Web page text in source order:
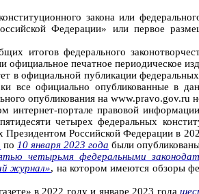
закона или
Федерации» или первое
итогов федерального
официальное печатное периодическое
в официальной публикации
все официально опубликованные в
опубликования на www.pravo.gov.ru
интернет-портале правовой
четырех федеральных
Российской Федерации в
по 10 января 2023 года были
четырьмя федеральными
журнал», на котором имеются обзоры
в 2022 году и январе 2023 года